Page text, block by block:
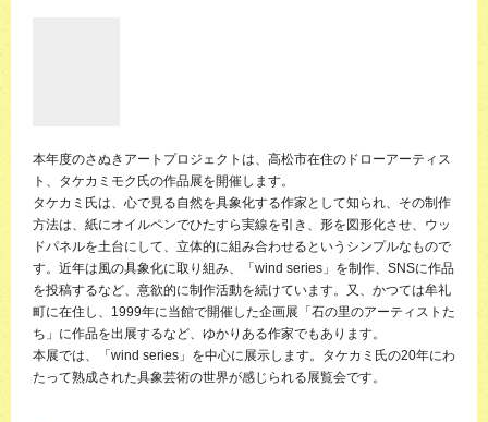
本年度のさぬきアートプロジェクトは、高松市在住のドローアーティス
ト、タケカミモク氏の作品展を開催します。
タケカミ氏は、心で見る自然を具象化する作家として知られ、その制作
方法は、紙にオイルペンでひたすら実線を引き、形を図形化させ、ウッ
ドパネルを土台にして、立体的に組み合わせるというシンプルなもので
す。近年は風の具象化に取り組み、「wind series」を制作、SNSに作品
を投稿するなど、意欲的に制作活動を続けています。又、かつては牟礼
町に在住し、1999年に当館で開催した企画展「石の里のアーティストた
ち」に作品を出展するなど、ゆかりある作家でもあります。
本展では、「wind series」を中心に展示します。タケカミ氏の20年にわ
たって熟成された具象芸術の世界が感じられる展覧会です。